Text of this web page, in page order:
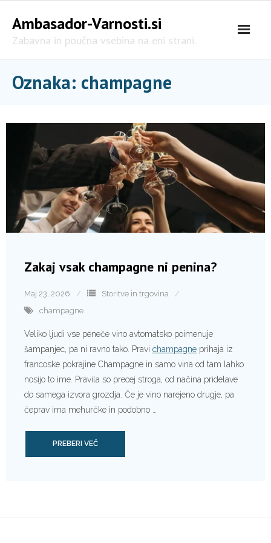
content
Ambasador-Varnosti.si
Zabavna in poučna vsebina na eni strani.
Oznaka: champagne
Zakaj vsak champagne ni penina?
Maj 23, 2026
Storitve in trgovina
champagne
Veliko ljudi vse peneče vino avtomatsko poimenuje
šampanjec, pa ni ravno tako. Pravi champagne prihaja iz
francoske pokrajine Champagne in samo vina od tam lahko
nosijo to ime. Pravila so precej stroga, od načina pridelave
do samega izvora grozdja. Če je vino narejeno drugje, pa
čeprav ima mehurčke in podobno …
PREBERI VEČ